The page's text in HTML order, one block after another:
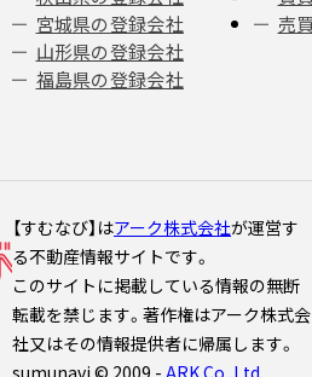
宮城県の登録会社
山形県の登録会社
福島県の登録会社
売
【すむなび】はアーク株式会社が運営す
る不動産情報サイトです。
このサイトに掲載している情報の無断
転載を禁じます。著作権はアーク株式会
社又はその情報提供者に帰属します。
sumunavi © 2009 - ARK Co.,Ltd.